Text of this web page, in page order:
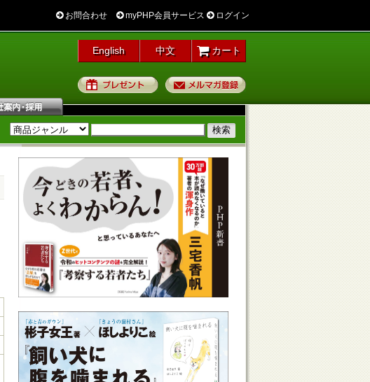
お問合わせ myPHP会員サービス ログイン
English 中文 カート
プレゼント